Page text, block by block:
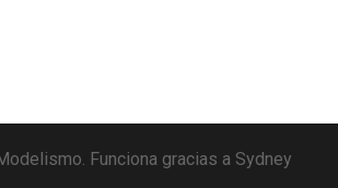
Funciona gracias a Sydney